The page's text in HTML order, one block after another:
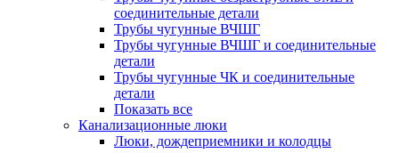
соединительные детали
Трубы чугунные ВЧШГ
Трубы чугунные ВЧШГ и соединительные
детали
Трубы чугунные ЧК и соединительные
детали
Показать все
Канализационные люки
Люки, дождеприемники и колодцы